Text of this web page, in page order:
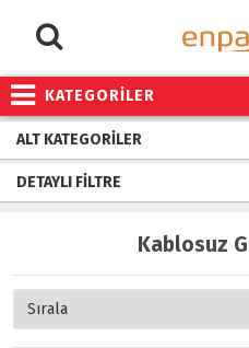
KATEGORİLER
ALT KATEGORILER
DETAYLI FILTRE
Kablosuz